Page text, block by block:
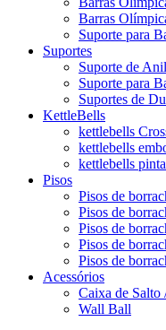
Barras
Suporte para
Suportes
Suporte de
Suporte para
Suportes de
KettleBells
kettlebells
kettlebells
kettlebells
Pisos
Pisos de
Pisos de
Pisos de
Pisos de
Pisos de
Acessórios
Caixa de Salto
Wall Ball